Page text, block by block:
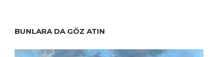
BUNLARA DA GÖZ ATIN